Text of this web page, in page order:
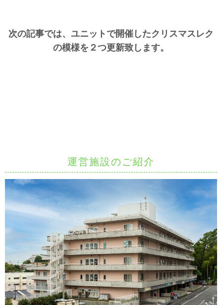
次の記事では、ユニットで開催したクリスマスレク
の模様を２つ更新致します。
運営施設のご紹介